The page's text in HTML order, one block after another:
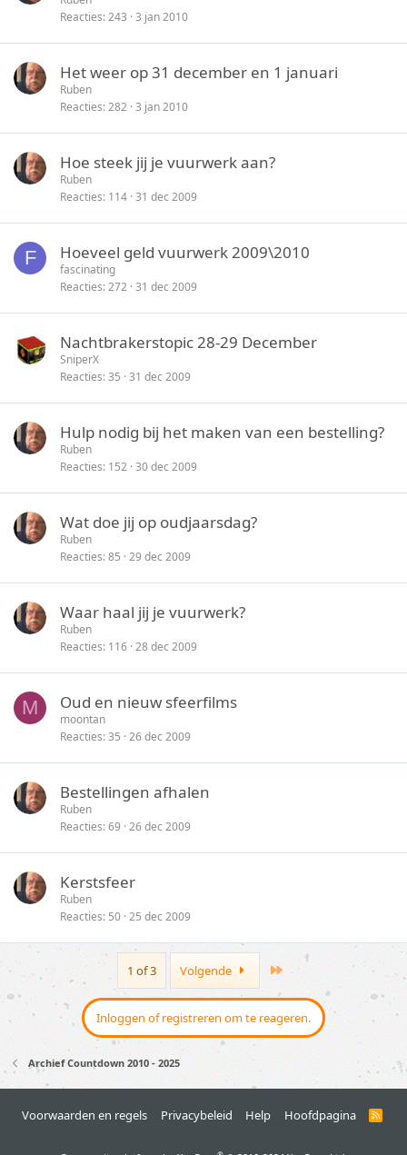
Reacties 243 3 jan 2010
Het weer op 31 december en 1 januari
Ruben
Reacties 282 3 jan 2010
Hoe steek jij je vuurwerk aan?
Ruben
Reacties 114 31 dec 2009
F Hoeveel geld vuurwerk 2009\2010
fascinating
Reacties 272 31 dec 2009
Nachtbrakerstopic 28-29 December
SniperX
Reacties 35 31 dec 2009
Hulp nodig bij het maken van een bestelling?
Ruben
Reacties 152 30 dec 2009
Wat doe jij op oudjaarsdag?
Ruben
Reacties 85 29 dec 2009
Waar haal jij je vuurwerk?
Ruben
Reacties 116 28 dec 2009
M Oud en nieuw sfeerfilms
moontan
Reacties 35 26 dec 2009
Bestellingen afhalen
Ruben
Reacties 69 26 dec 2009
Kerstsfeer
Ruben
Reacties 50 25 dec 2009
1 of 3 Volgende Last
Inloggen of registreren om te reageren.
Archief Countdown 2010 - 2025
Voorwaarden en regels Privacybeleid Help Hoofdpagina
R